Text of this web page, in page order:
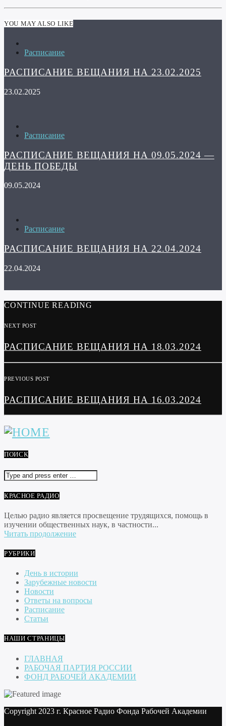
YOU MAY ALSO LIKE
Расписание
РАСПИСАНИЕ ВЕЩАНИЯ НА 23.02.2025
23.02.2025
Расписание
РАСПИСАНИЕ ВЕЩАНИЯ НА 09.05.2024 —
ДЕНЬ ПОБЕДЫ
09.05.2024
Расписание
РАСПИСАНИЕ ВЕЩАНИЯ НА 22.04.2024
22.04.2024
CONTINUE READING
NEXT POST
РАСПИСАНИЕ ВЕЩАНИЯ НА 18.03.2024
PREVIOUS POST
РАСПИСАНИЕ ВЕЩАНИЯ НА 16.03.2024
ПОИСК
КРАСНОЕ РАДИО
Целью радио является просвещение трудящихся, помощь в
изучении общественных наук, в частности...
Читать продолжение
РУБРИКИ
День в истории
Зарубежные новости
Новости
Ответы на вопросы
Расписание
Статьи
НАШИ СТРАНИЦЫ
ГЛАВНАЯ
РАБОЧАЯ ПАРТИЯ РОССИИ
ФОНД РАБОЧЕЙ АКАДЕМИИ
Copyright 2023 г. Красное Радио Фонда Рабочей Академии